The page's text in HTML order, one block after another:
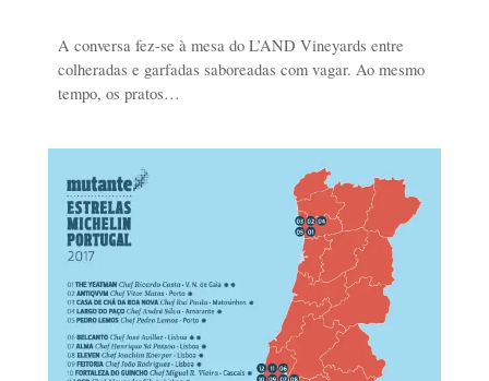
A conversa fez-se à mesa do L’AND Vineyards entre
colheradas e garfadas saboreadas com vagar. Ao mesmo
tempo, os pratos…